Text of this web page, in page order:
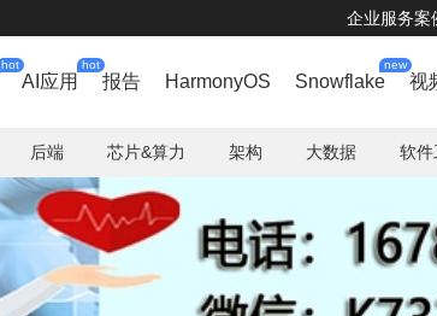
企业服务案
hot
AI应用
hot
报告 HarmonyOS Snowflake
new
视
后端 芯片&算力 架构 大数据 软件